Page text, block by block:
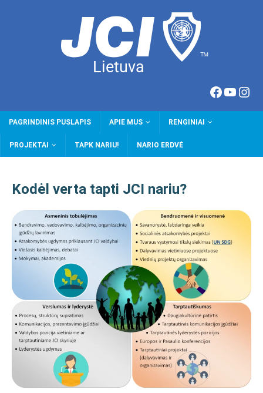
PAGRINDINIS PUSLAPIS APIE MUS RENGINIAI
PROJEKTAI TAPK NARIU! NARIO ERDVĖ
Kodėl verta tapti JCI nariu?